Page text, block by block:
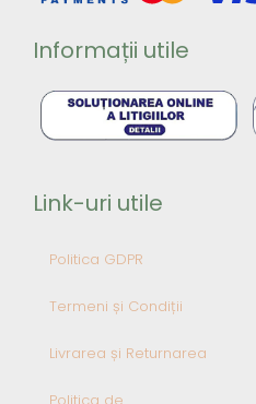
Informații utile
Link-uri utile
Politica GDPR
Termeni și Condiții
Livrarea și Returnarea
Politica de